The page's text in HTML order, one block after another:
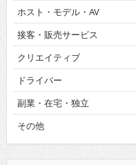
ホスト・モデル・AV
接客・販売サービス
クリエイティブ
ドライバー
副業・在宅・独立
その他